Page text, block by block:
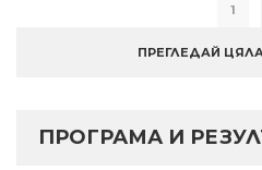
1
ПРЕГЛЕДАЙ
ПРОГРАМА И